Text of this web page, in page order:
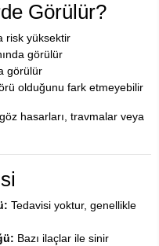
Görülür?
risk yüksektir
görülür
görülür
olduğunu fark etmeyebilir
hasarları, travmalar veya
Tedavisi yoktur, genellikle
Bazı ilaçlar ile sinir